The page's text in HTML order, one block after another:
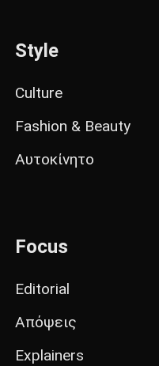
Style
Culture
Fashion & Beauty
Αυτοκίνητο
Focus
Editorial
Απόψεις
Explainers